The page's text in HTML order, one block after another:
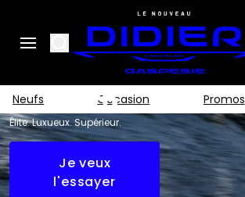
Search
Neufs Occasion Promos
Grand
Wagoneer
2026
Élite. Luxueux. Supérieur.
Je veux
l'essayer